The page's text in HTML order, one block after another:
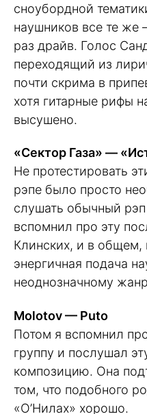
сноубордной
наушников все те
раз драйв. Голос
переходящий из
почти скрима в
хотя гитарные рифы
высушено.
«Сектор Газа» —
Не протестировать
рэпе было просто
слушать обычный
вспомнил про эту
Клинских, и в общем,
энергичная подача
неоднозначному
Molotov — Puto
Потом я вспомнил
группу и послушал
композицию. Она
том, что подобного
«О’Нилах» хорошо.